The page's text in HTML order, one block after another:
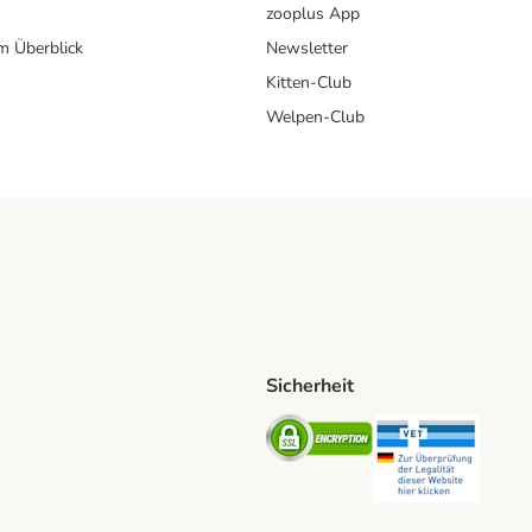
Überblick
zooplus App
Newsletter
Kitten-Club
Welpen-Club
Post Shipping Method
Sicherheit
Security